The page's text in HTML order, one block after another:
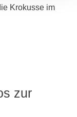
Krokusse im
zur